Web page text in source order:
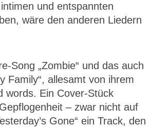
und entspannten
wäre den anderen Liedern
Song „Zombie“ und das auch
Family“, allesamt von ihrem
words. Ein Cover-Stück
– zwar nicht auf
Gone“ ein Track, den